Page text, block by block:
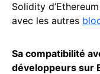
Solidity
avec les autres
Sa compatibilité
développeurs sur